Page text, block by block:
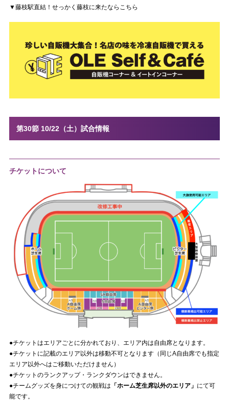
▼藤枝駅直結！せっかく藤枝に来たならこちら
第30節 10/22（土）試合情報
チケットについて
●チケットはエリアごとに分かれており、エリア内は自由席となります。
●チケットに記載のエリア以外は移動不可となります（同じA自由席でも指定
エリア以外へはご移動いただけません）
●チケットのランクアップ・ランクダウンはできません。
●チームグッズを身につけての観戦は 「ホーム芝生席以外のエリア」 にて可
能です。